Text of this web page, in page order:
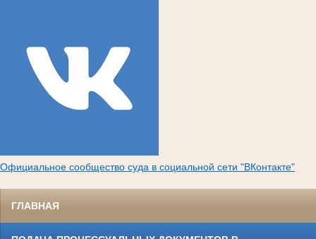
Официальное сообщество суда в социальной сети "ВКонтакте"
ГЛАВНАЯ